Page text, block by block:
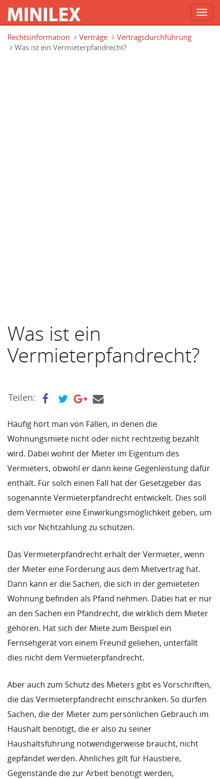
Rechtsinformation
Verträge
Vertragsdurchführung
Was ist ein Vermieterpfandrecht?
Was ist ein
Vermieterpfandrecht?
Teilen:
Häufig hört man von Fällen, in denen die
Wohnungsmiete nicht oder nicht rechtzeitig bezahlt
wird. Dabei wohnt der Mieter im Eigentum des
Vermieters, obwohl er dann keine Gegenleistung dafür
enthält. Für solch einen Fall hat der Gesetzgeber das
sogenannte Vermieterpfandrecht entwickelt. Dies soll
dem Vermieter eine Einwirkungsmöglichkeit geben, um
sich vor Nichtzahlung zu schützen.
Das Vermieterpfandrecht erhält der Vermieter, wenn
der Mieter eine Forderung aus dem Mietvertrag hat.
Dann kann er die Sachen, die sich in der gemieteten
Wohnung befinden als Pfand nehmen. Dabei hat er nur
an den Sachen ein Pfandrecht, die wirklich dem Mieter
gehören. Hat sich der Miete zum Beispiel ein
Fernsehgerät von einem Freund geliehen, unterfällt
dies nicht dem Vermieterpfandrecht.
Aber auch zum Schutz des Mieters gibt es Vorschriften,
die das Vermieterpfandrecht einschränken. So dürfen
Sachen, die der Mieter zum persönlichen Gebrauch im
Haushalt benötigt, die er also zu seiner
Haushaltsführung notwendigerweise braucht, nicht
gepfändet werden. Ähnliches gilt für Haustiere,
Gegenstände die zur Arbeit benötigt werden,